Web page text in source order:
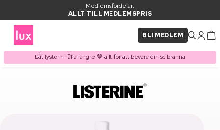
Medlemsfördelar:
ALLT TILL MEDLEMSPRIS
BLI MEDLEM
Låt lystern hålla längre 🤎 allt för att bevara din solbränna